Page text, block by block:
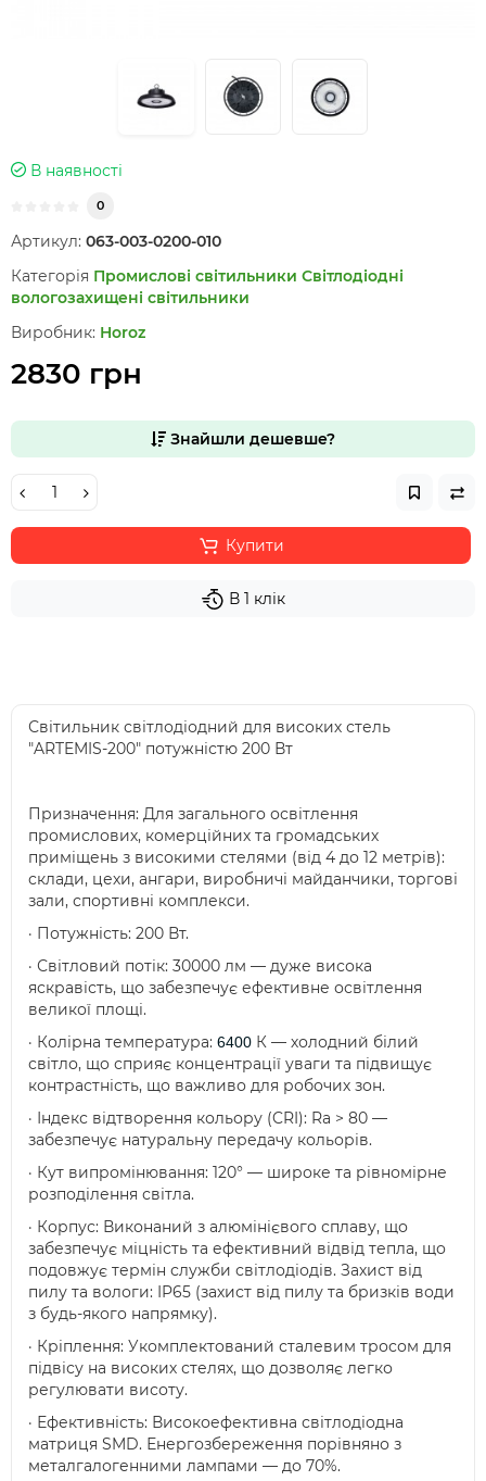
В наявності
0
Артикул: 063-003-0200-010
Категорія Промислові світильники Світлодіодні
вологозахищені світильники
Виробник: Horoz
2830 грн
Знайшли дешевше?
Купити
В 1 клік
Світильник світлодіодний для високих стель
"ARTEMIS-200" потужністю 200 Вт
Призначення: Для загального освітлення
промислових, комерційних та громадських
приміщень з високими стелями (від 4 до 12 метрів):
склади, цехи, ангари, виробничі майданчики, торгові
зали, спортивні комплекси.
· Потужність: 200 Вт.
· Світловий потік: 30000 лм — дуже висока
яскравість, що забезпечує ефективне освітлення
великої площі.
· Колірна температура: 6400 К — холодний білий
світло, що сприяє концентрації уваги та підвищує
контрастність, що важливо для робочих зон.
· Індекс відтворення кольору (CRI): Ra > 80 —
забезпечує натуральну передачу кольорів.
· Кут випромінювання: 120° — широке та рівномірне
розподілення світла.
· Корпус: Виконаний з алюмінієвого сплаву, що
забезпечує міцність та ефективний відвід тепла, що
подовжує термін служби світлодіодів. Захист від
пилу та вологи: IP65 (захист від пилу та бризків води
з будь-якого напрямку).
· Кріплення: Укомплектований сталевим тросом для
підвісу на високих стелях, що дозволяє легко
регулювати висоту.
· Ефективність: Високоефективна світлодіодна
матриця SMD. Енергозбереження порівняно з
металгалогенними лампами — до 70%.